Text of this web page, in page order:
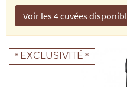
Voir les 4 cuvées
EXCLUSIVITÉ